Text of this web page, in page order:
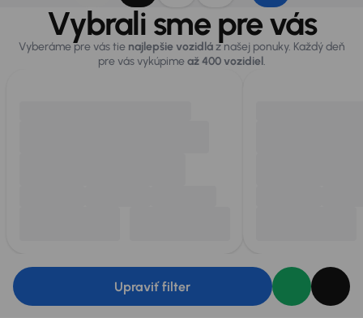
Vybrali sme pre vás
Vyberáme pre vás tie najlepšie vozidláz našej ponuky. Každý deň
pre vás vykúpimeaž 400 vozidiel.
Upraviť filter